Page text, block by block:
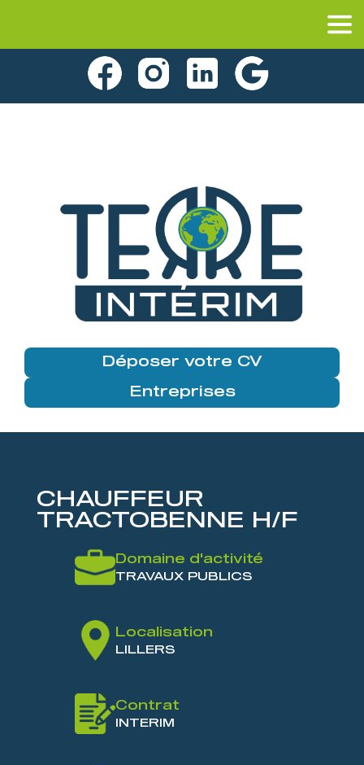
Déposer votre CV
Entreprises
CHAUFFEUR
TRACTOBENNE H/F
Domaine d'activité
TRAVAUX PUBLICS
Localisation
LILLERS
Contrat
INTERIM